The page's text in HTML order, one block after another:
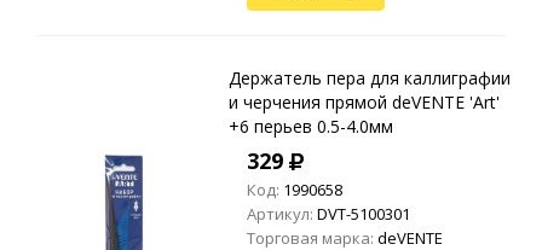
Держатель пера для каллиграфии
и черчения прямой deVENTE 'Art'
+6 перьев 0.5-4.0мм
329
Код: 1990658
Артикул: DVT-5100301
Торговая марка: deVENTE